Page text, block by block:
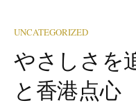
UNCATEGORIZED
やさしさを
と香港点心